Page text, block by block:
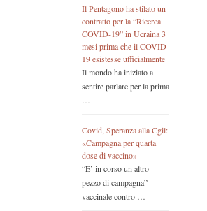
Il Pentagono ha stilato un
contratto per la “Ricerca
COVID-19” in Ucraina 3
mesi prima che il COVID-
19 esistesse ufficialmente
Il mondo ha iniziato a
sentire parlare per la prima
…
Covid, Speranza alla Cgil:
«Campagna per quarta
dose di vaccino»
“E’ in corso un altro
pezzo di campagna”
vaccinale contro …